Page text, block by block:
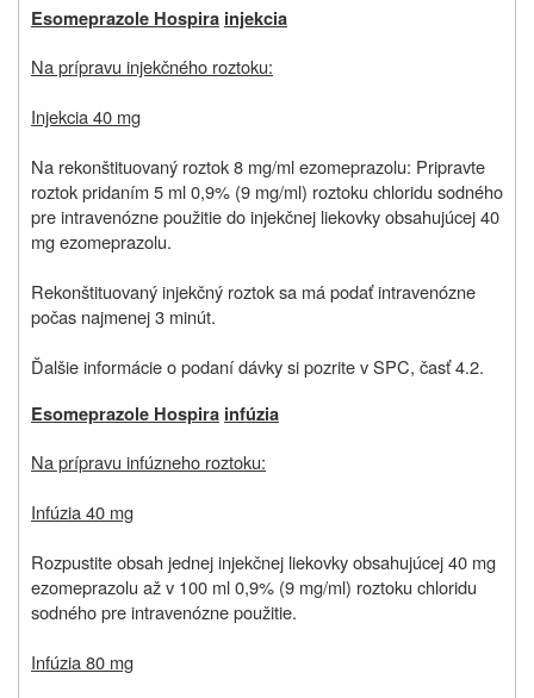
Esomeprazole Hospira injekcia
Na prípravu injekčného roztoku:
Injekcia 40 mg
Na rekonštituovaný roztok 8 mg/ml ezomeprazolu: Pripravte
roztok pridaním 5 ml 0,9% (9 mg/ml) roztoku chloridu sodného
pre intravenózne použitie do injekčnej liekovky obsahujúcej 40
mg ezomeprazolu.
Rekonštituovaný injekčný roztok sa má podať intravenózne
počas najmenej 3 minút.
Ďalšie informácie o podaní dávky si pozrite v SPC, časť 4.2.
Esomeprazole Hospira infúzia
Na prípravu infúzneho roztoku:
Infúzia 40 mg
Rozpustite obsah jednej injekčnej liekovky obsahujúcej 40 mg
ezomeprazolu až v 100 ml 0,9% (9 mg/ml) roztoku chloridu
sodného pre intravenózne použitie.
Infúzia 80 mg